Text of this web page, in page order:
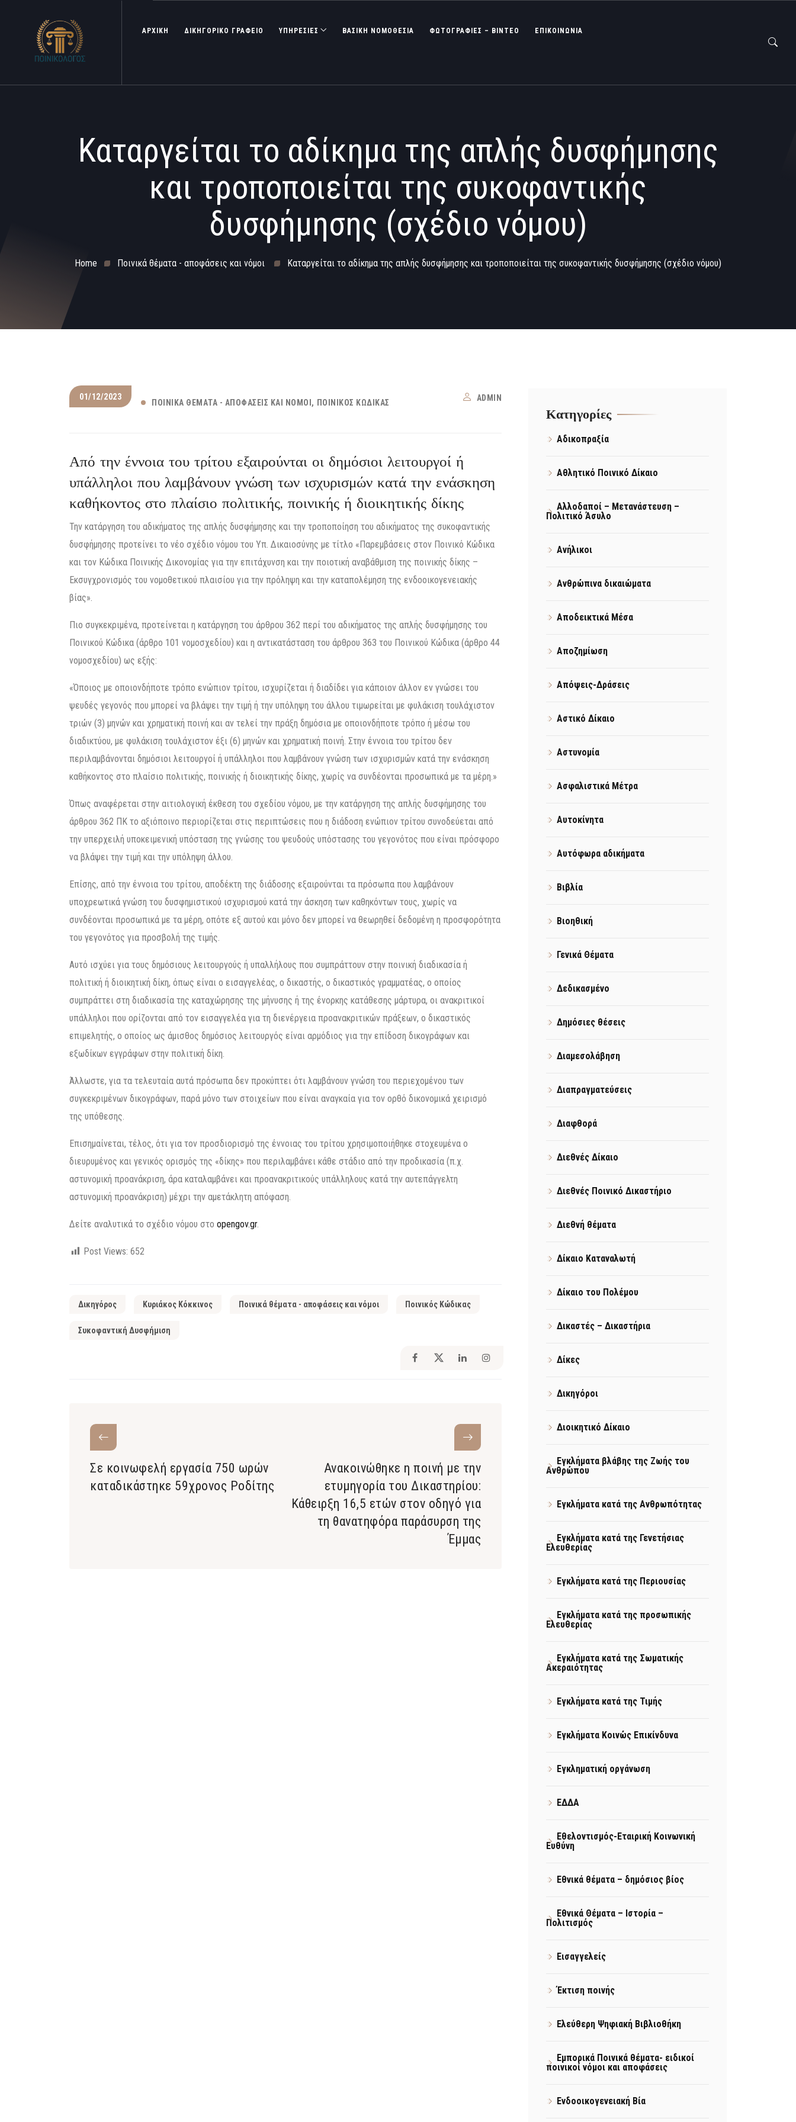
ΑΡΧΙΚΗ ΔΙΚΗΓΟΡΙΚΟ ΓΡΑΦΕΙΟ ΥΠΗΡΕΣΙΕΣ ΒΑΣΙΚΉ ΝΟΜΟΘΕΣΊΑ ΦΩΤΟΓΡΑΦΊΕΣ – ΒΊΝΤΕΟ ΕΠΙΚΟΙΝΩΝΙΑ
Καταργείται το αδίκημα της απλής δυσφήμησης
και τροποποιείται της συκοφαντικής
δυσφήμησης (σχέδιο νόμου)
Home Ποινικά θέματα - αποφάσεις και νόμοι Καταργείται το αδίκημα της απλής δυσφήμησης και τροποποιείται της συκοφαντικής δυσφήμησης (σχέδιο νόμου)
01/12/2023
ΠΟΙΝΙΚΆ ΘΈΜΑΤΑ - ΑΠΟΦΆΣΕΙΣ ΚΑΙ ΝΌΜΟΙ ΠΟΙΝΙΚΌΣ ΚΏΔΙΚΑΣ ADMIN
Από την έννοια του τρίτου εξαιρούνται οι δημόσιοι λειτουργοί ή
υπάλληλοι που λαμβάνουν γνώση των ισχυρισμών κατά την ενάσκηση
καθήκοντος στο πλαίσιο πολιτικής, ποινικής ή διοικητικής δίκης
Την κατάργηση του αδικήματος της απλής δυσφήμησης και την τροποποίηση του αδικήματος της συκοφαντικής
δυσφήμησης προτείνει το νέο σχέδιο νόμου του Υπ. Δικαιοσύνης με τίτλο «Παρεμβάσεις στον Ποινικό Κώδικα
και τον Κώδικα Ποινικής Δικονομίας για την επιτάχυνση και την ποιοτική αναβάθμιση της ποινικής δίκης –
Εκσυγχρονισμός του νομοθετικού πλαισίου για την πρόληψη και την καταπολέμηση της ενδοοικογενειακής
βίας».
Πιο συγκεκριμένα, προτείνεται η κατάργηση του άρθρου 362 περί του αδικήματος της απλής δυσφήμησης του
Ποινικού Κώδικα (άρθρο 101 νομοσχεδίου) και η αντικατάσταση του άρθρου 363 του Ποινικού Κώδικα (άρθρο 44
νομοσχεδίου) ως εξής:
«Όποιος με οποιονδήποτε τρόπο ενώπιον τρίτου, ισχυρίζεται ή διαδίδει για κάποιον άλλον εν γνώσει του
ψευδές γεγονός που μπορεί να βλάψει την τιμή ή την υπόληψη του άλλου τιμωρείται με φυλάκιση τουλάχιστον
τριών (3) μηνών και χρηματική ποινή και αν τελεί την πράξη δημόσια με οποιονδήποτε τρόπο ή μέσω του
διαδικτύου, με φυλάκιση τουλάχιστον έξι (6) μηνών και χρηματική ποινή. Στην έννοια του τρίτου δεν
περιλαμβάνονται δημόσιοι λειτουργοί ή υπάλληλοι που λαμβάνουν γνώση των ισχυρισμών κατά την ενάσκηση
καθήκοντος στο πλαίσιο πολιτικής, ποινικής ή διοικητικής δίκης, χωρίς να συνδέονται προσωπικά με τα μέρη.»
Όπως αναφέρεται στην αιτιολογική έκθεση του σχεδίου νόμου, με την κατάργηση της απλής δυσφήμησης του
άρθρου 362 ΠΚ το αξιόποινο περιορίζεται στις περιπτώσεις που η διάδοση ενώπιον τρίτου συνοδεύεται από
την υπερχειλή υποκειμενική υπόσταση της γνώσης του ψευδούς υπόστασης του γεγονότος που είναι πρόσφορο
να βλάψει την τιμή και την υπόληψη άλλου.
Επίσης, από την έννοια του τρίτου, αποδέκτη της διάδοσης εξαιρούνται τα πρόσωπα που λαμβάνουν
υποχρεωτικά γνώση του δυσφημιστικού ισχυρισμού κατά την άσκηση των καθηκόντων τους, χωρίς να
συνδέονται προσωπικά με τα μέρη, οπότε εξ αυτού και μόνο δεν μπορεί να θεωρηθεί δεδομένη η προσφορότητα
του γεγονότος για προσβολή της τιμής.
Αυτό ισχύει για τους δημόσιους λειτουργούς ή υπαλλήλους που συμπράττουν στην ποινική διαδικασία ή
πολιτική ή διοικητική δίκη, όπως είναι ο εισαγγελέας, ο δικαστής, ο δικαστικός γραμματέας, ο οποίος
συμπράττει στη διαδικασία της καταχώρησης της μήνυσης ή της ένορκης κατάθεσης μάρτυρα, οι ανακριτικοί
υπάλληλοι που ορίζονται από τον εισαγγελέα για τη διενέργεια προανακριτικών πράξεων, ο δικαστικός
επιμελητής, ο οποίος ως άμισθος δημόσιος λειτουργός είναι αρμόδιος για την επίδοση δικογράφων και
εξωδίκων εγγράφων στην πολιτική δίκη.
Άλλωστε, για τα τελευταία αυτά πρόσωπα δεν προκύπτει ότι λαμβάνουν γνώση του περιεχομένου των
συγκεκριμένων δικογράφων, παρά μόνο των στοιχείων που είναι αναγκαία για τον ορθό δικονομικά χειρισμό
της υπόθεσης.
Επισημαίνεται, τέλος, ότι για τον προσδιορισμό της έννοιας του τρίτου χρησιμοποιήθηκε στοχευμένα ο
διευρυμένος και γενικός ορισμός της «δίκης» που περιλαμβάνει κάθε στάδιο από την προδικασία (π.χ.
αστυνομική προανάκριση, άρα καταλαμβάνει και προανακριτικούς υπάλληλους κατά την αυτεπάγγελτη
αστυνομική προανάκριση) μέχρι την αμετάκλητη απόφαση.
Δείτε αναλυτικά το σχέδιο νόμου στο opengov.gr.
Post Views: 652
Δικηγόρος Κυριάκος Κόκκινος Ποινικά θέματα - αποφάσεις και νόμοι Ποινικός Κώδικας
Συκοφαντική Δυσφήμιση
Σε κοινωφελή εργασία 750 ωρών
καταδικάστηκε 59χρονος Ροδίτης
Ανακοινώθηκε η ποινή με την
ετυμηγορία του Δικαστηρίου:
Κάθειρξη 16,5 ετών στον οδηγό για
τη θανατηφόρα παράσυρση της
Έμμας
Kατηγορίες
Αδικοπραξία
Αθλητικό Ποινικό Δίκαιο
Αλλοδαποί – Μετανάστευση –
Πολιτικό Άσυλο
Ανήλικοι
Ανθρώπινα δικαιώματα
Αποδεικτικά Μέσα
Αποζημίωση
Απόψεις-Δράσεις
Αστικό Δίκαιο
Αστυνομία
Ασφαλιστικά Μέτρα
Αυτοκίνητα
Αυτόφωρα αδικήματα
Βιβλία
Βιοηθική
Γενικά Θέματα
Δεδικασμένο
Δημόσιες θέσεις
Διαμεσολάβηση
Διαπραγματεύσεις
Διαφθορά
Διεθνές Δίκαιο
Διεθνές Ποινικό Δικαστήριο
Διεθνή θέματα
Δίκαιο Καταναλωτή
Δίκαιο του Πολέμου
Δικαστές – Δικαστήρια
Δίκες
Δικηγόροι
Διοικητικό Δίκαιο
Εγκλήματα βλάβης της Ζωής του
Ανθρώπου
Εγκλήματα κατά της Ανθρωπότητας
Εγκλήματα κατά της Γενετήσιας
Ελευθερίας
Εγκλήματα κατά της Περιουσίας
Εγκλήματα κατά της προσωπικής
Ελευθερίας
Εγκλήματα κατά της Σωματικής
Ακεραιότητας
Εγκλήματα κατά της Τιμής
Εγκλήματα Κοινώς Επικίνδυνα
Εγκληματική οργάνωση
ΕΔΔΑ
Εθελοντισμός-Εταιρική Κοινωνική
Ευθύνη
Εθνικά θέματα – δημόσιος βίος
Εθνικά Θέματα – Ιστορία –
Πολιτισμός
Εισαγγελείς
Έκτιση ποινής
Ελεύθερη Ψηφιακή Βιβλιοθήκη
Εμπορικά Ποινικά θέματα- ειδικοί
ποινικοί νόμοι και αποφάσεις
Ενδοοικογενειακή Βία